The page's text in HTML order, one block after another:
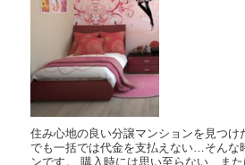
住み心地の良い分譲マンションを見つけ
でも一括では代金を支払えない…そんな
ンです。 購入時には思い至らない、また